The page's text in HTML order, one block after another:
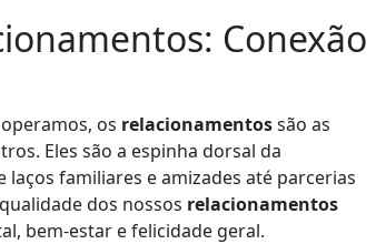
Conexão
os relacionamentossão as
Eles são a espinha dorsal da
familiares e amizades até parcerias
dos nossos relacionamentos
bem-estar e felicidade geral.